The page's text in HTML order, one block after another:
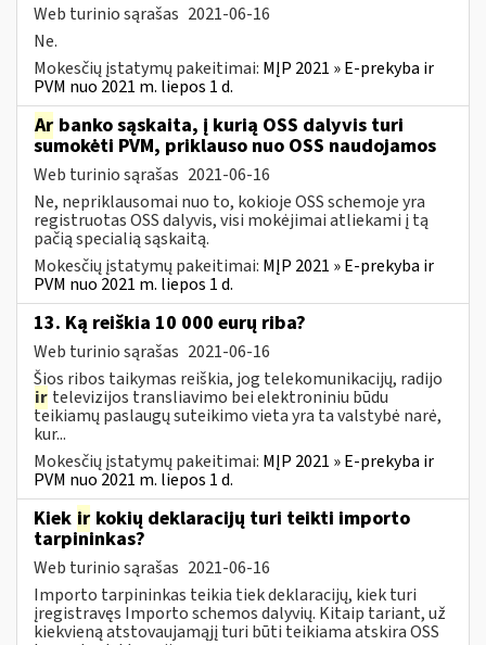
Web turinio sąrašas 2021-06-16
Ne.
Mokesčių įstatymų pakeitimai: MĮP 2021 » E-prekyba ir
PVM nuo 2021 m. liepos 1 d.
Ar banko sąskaita, į kurią OSS dalyvis turi
sumokėti PVM, priklauso nuo OSS naudojamos
Web turinio sąrašas 2021-06-16
Ne, nepriklausomai nuo to, kokioje OSS schemoje yra
registruotas OSS dalyvis, visi mokėjimai atliekami į tą
pačią specialią sąskaitą.
Mokesčių įstatymų pakeitimai: MĮP 2021 » E-prekyba ir
PVM nuo 2021 m. liepos 1 d.
13. Ką reiškia 10 000 eurų riba?
Web turinio sąrašas 2021-06-16
Šios ribos taikymas reiškia, jog telekomunikacijų, radijo
ir televizijos transliavimo bei elektroniniu būdu
teikiamų paslaugų suteikimo vieta yra ta valstybė narė,
kur...
Mokesčių įstatymų pakeitimai: MĮP 2021 » E-prekyba ir
PVM nuo 2021 m. liepos 1 d.
Kiek ir kokių deklaracijų turi teikti importo
tarpininkas?
Web turinio sąrašas 2021-06-16
Importo tarpininkas teikia tiek deklaracijų, kiek turi
įregistravęs Importo schemos dalyvių. Kitaip tariant, už
kiekvieną atstovaujamąjį turi būti teikiama atskira OSS